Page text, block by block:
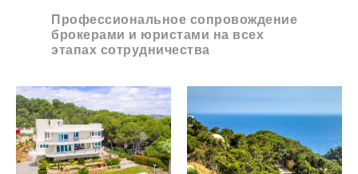
Профессиональное сопровождение
брокерами и юристами на всех
этапах сотрудничества